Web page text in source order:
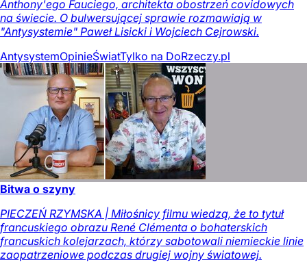
Anthony'ego Fauciego, architekta obostrzeń covidowych
na świecie. O bulwersującej sprawie rozmawiają w
"Antysystemie" Paweł Lisicki i Wojciech Cejrowski.
AntysystemOpinieŚwiatTylko na DoRzeczy.pl
Bitwa o szyny
PIECZEŃ RZYMSKA | Miłośnicy filmu wiedzą, że to tytuł
francuskiego obrazu René Clémenta o bohaterskich
francuskich kolejarzach, którzy sabotowali niemieckie linie
zaopatrzeniowe podczas drugiej wojny światowej.